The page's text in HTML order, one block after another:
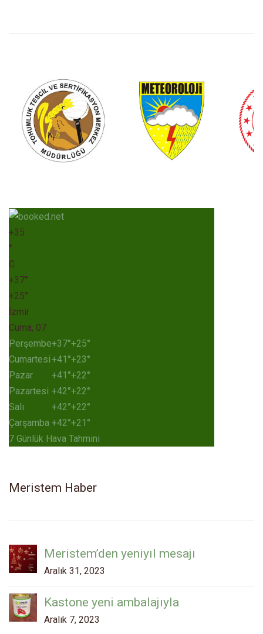
+35
°
C
+37°
+25°
İzmir
Cuma, 07
Perşembe+37°+25°
Cumartesi+41°+23°
Pazar
+41°+22°
Pazartesi +42°+22°
Salı
+42°+22°
Çarşamba +42°+21°
7 Günlük Hava Tahmini
Meristem Haber
Meristem’den yeniyıl mesajı
Aralık 31, 2023
Kastone yeni ambalajıyla
Aralık 7, 2023